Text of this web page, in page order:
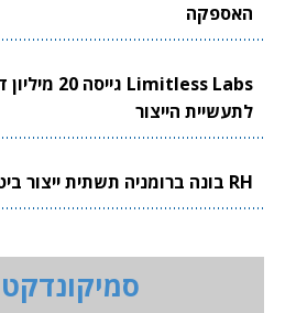
האספקה
לתעשיית הייצור
RH בונה ברומניה תשתית ייצור ביטחוני ישראלית